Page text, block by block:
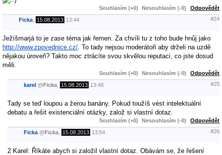
Souhlasím (+0) Nesouhlasím (-0) Odpovědět
Ficka 15.08.2013 13:44 #24
Ježíšmarjá to je zase téma jak řemen. Za chvíli tu z toho bude hnůj jako
http://www.zpovednice.cz/ . To tady nejsou moderátoři aby drželi na uzdě
nějakou úroveň? Takto moc ztrácíte svou skvělou reputaci, co jste dosud
měli.
Souhlasím (+0) Nesouhlasím (-0) Odpovědět
karel @Ficka 15.08.2013 13:48 #25
Tady se teď loupou a žerou banány. Pokud toužíš vést intelektuální
debatu a řešit existenciální otázky, založ si vlastní dotaz.
Souhlasím (+0) Nesouhlasím (-0) Odpovědět
Ficka @Ficka 15.08.2013 13:54 #26
2 Karel: Říkáte abych si založil vlastní dotaz. Obávám se, že řešení